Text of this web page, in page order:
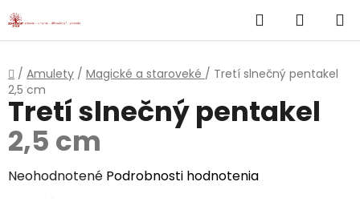
Prejsť
na
Hľadať
KOŠÍK
Domov
/ Amulety / Magické a staroveké / Tretí slnečný pentakel
2,5 cm
Tretí slnečný pentakel
2,5 cm
Priemerné
Neohodnotené Podrobnosti hodnotenia